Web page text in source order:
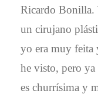
Ricardo Bonilla.
un cirujano
yo era muy feita
he visto, pero ya
es churrísima y